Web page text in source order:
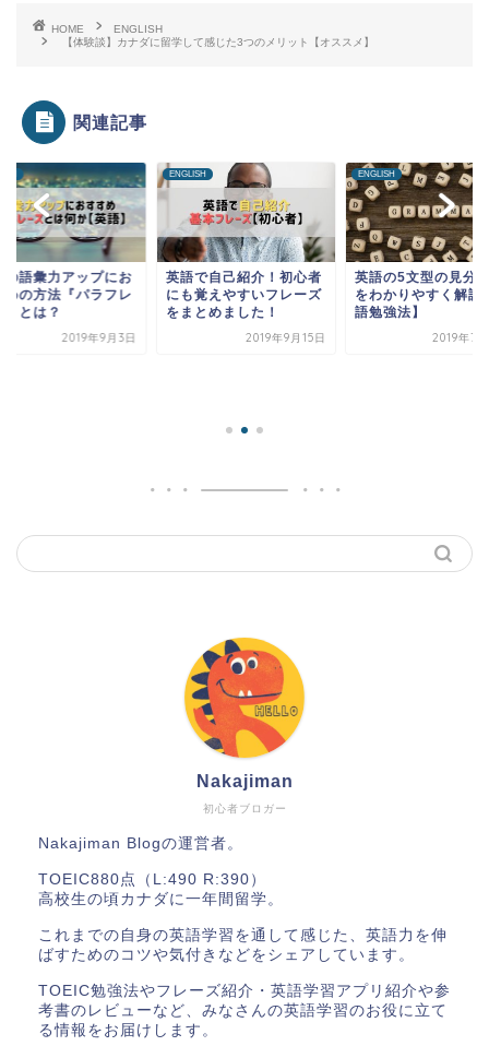
HOME
ENGLISH
【体験談】カナダに留学して感じた3つのメリット【オススメ】
関連記事
の語彙力アップにお
めの方法『パラフレ
』とは？
2019年9月3日
ENGLISH
英語で自己紹介！初心者
にも覚えやすいフレーズ
をまとめました！
2019年9月15日
ENGLISH
英語の5文型の見分
をわかりやすく解説
語勉強法】
2019年7
初心者ブロガー
Nakajiman
Nakajiman Blogの運営者。
TOEIC880点（L:490 R:390）
高校生の頃カナダに一年間留学。
これまでの自身の英語学習を通して感じた、英語力を伸
ばすためのコツや気付きなどをシェアしています。
TOEIC勉強法やフレーズ紹介・英語学習アプリ紹介や参
考書のレビューなど、みなさんの英語学習のお役に立て
る情報をお届けします。